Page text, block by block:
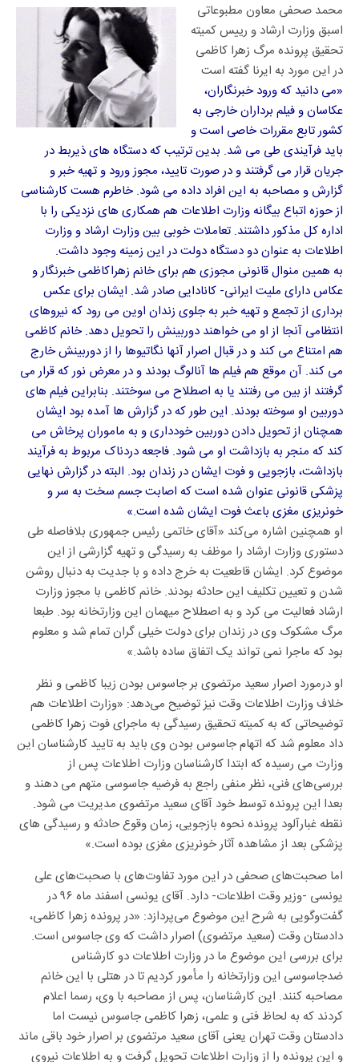
محمد صحفی معاون مطبوعاتی
اسبق وزارت ارشاد و رییس کمیته
تحقیق پرونده مرگ زهرا کاظمی
در این مورد به ایرنا گفته است
«می دانید که ورود خبرنگاران،
عکاسان و فیلم برداران خارجی به
کشور تابع مقررات خاصی است و
باید فرآیندی طی می شد. بدین ترتیب که دستگاه های ذیربط در
جریان قرار می گرفتند و در صورت تایید، مجوز ورود و تهیه خبر و
گزارش و مصاحبه به این افراد داده می شود. خاطرم هست کارشناسی
از حوزه اتباع بیگانه وزارت اطلاعات هم همکاری های نزدیکی را با
اداره کل مذکور داشتند. تعاملات خوبی بین وزارت ارشاد و وزارت
اطلاعات به عنوان دو دستگاه دولت در این زمینه وجود داشت.
به همین منوال قانونی مجوزی هم برای خانم زهراکاظمی خبرنگار و
عکاس دارای ملیت ایرانی- کانادایی صادر شد. ایشان برای عکس
برداری از تجمع و تهیه خبر به جلوی زندان اوین می رود که نیروهای
انتظامی آنجا از او می خواهند دوربینش را تحویل دهد. خانم کاظمی
هم امتناع می کند و در قبال اصرار آنها نگاتیوها را از دوربینش خارج
می کند. آن موقع هم فیلم ها آنالوگ بودند و در معرض نور که قرار می
گرفتند از بین می رفتند یا به اصطلاح می سوختند. بنابراین فیلم های
دوربین او سوخته بودند. این طور که در گزارش ها آمده بود ایشان
همچنان از تحویل دادن دوربین خودداری و به ماموران پرخاش می
کند که منجر به بازداشت او می شود. فاجعه دردناک مربوط به فرآیند
بازداشت، بازجویی و فوت ایشان در زندان بود. البته در گزارش نهایی
پزشکی قانونی عنوان شده است که اصابت جسم سخت به سر و
خونریزی مغزی باعث فوت ایشان شده است.»
او همچنین اشاره می‌کند «آقای خاتمی رئیس جمهوری بلافاصله طی
دستوری وزارت ارشاد را موظف به رسیدگی و تهیه گزارشی از این
موضوع کرد. ایشان قاطعیت به خرج داده و با جدیت به دنبال روشن
شدن و تعیین تکلیف این حادثه بودند. خانم کاظمی با مجوز وزارت
ارشاد فعالیت می کرد و به اصطلاح میهمان این وزارتخانه بود. طبعا
مرگ مشکوک وی در زندان برای دولت خیلی گران تمام شد و معلوم
بود که ماجرا نمی تواند یک اتفاق ساده باشد.»
او درمورد اصرار سعید مرتضوی بر جاسوس بودن زیبا کاظمی و نظر
خلاف وزارت اطلاعات وقت نیز توضیح می‌دهد: «وزارت اطلاعات هم
توضیحاتی که به کمیته تحقیق رسیدگی به ماجرای فوت زهرا کاظمی
داد معلوم شد که اتهام جاسوس بودن وی باید به تایید کارشناسان این
وزارت می رسیده که ابتدا کارشناسان وزارت اطلاعات پس از
بررسی‌های فنی، نظر منفی راجع به فرضیه جاسوسی متهم می دهند و
بعدا این پرونده توسط خود آقای سعید مرتضوی‌ مدیریت می شود.
نقطه غبارآلود پرونده نحوه بازجویی، زمان وقوع حادثه و رسیدگی های
پزشکی بعد از مشاهده آثار خونریزی مغزی بوده است.»
اما صحبت‌های صحفی در این مورد تفاوت‌های با صحبت‌های علی
یونسی -وزیر وقت اطلاعات- دارد. آقای یونسی اسفند ماه ۹۶ در
گفت‌وگویی به شرح این موضوع می‌پردازد: «در پرونده زهرا کاظمی،
دادستان وقت (سعید مرتضوی) اصرار داشت که وی جاسوس است.
برای بررسی این موضوع ما در وزارت اطلاعات دو کارشناس
ضدجاسوسی این وزارتخانه را مأمور کردیم تا در هتلی با این خانم
مصاحبه کنند. این کارشناسان، پس از مصاحبه با وی، رسما اعلام
کردند که به لحاظ فنی و علمی، زهرا کاظمی جاسوس نیست اما
دادستان وقت تهران یعنی آقای سعید مرتضوی بر اصرار خود باقی ماند
و این پرونده را از وزارت اطلاعات تحویل گرفت و به اطلاعات نیروی